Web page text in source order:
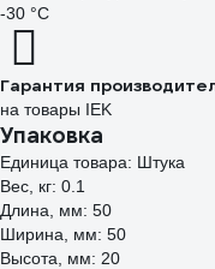
-30 °С
Гарантия
на товары IEK
Упаковка
Единица товара: Штука
Вес, кг: 0.1
Длина, мм: 50
Ширина, мм: 50
Высота, мм: 20